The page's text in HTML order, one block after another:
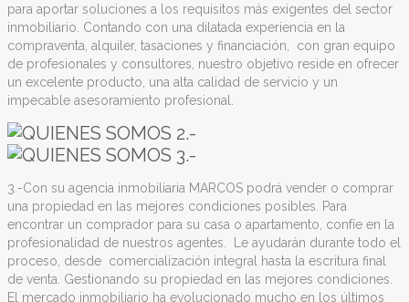
para aportar soluciones a los requisitos más exigentes del sector
inmobiliario. Contando con una dilatada experiencia en la
compraventa, alquiler, tasaciones y financiación,
con gran equipo
de profesionales y consultores, nuestro objetivo reside en ofrecer
un excelente producto, una alta calidad de servicio y un
impecable asesoramiento profesional.
3.-Con su agencia inmobiliaria MARCOS podrá vender o comprar
una propiedad en las mejores condiciones posibles. Para
encontrar un comprador para su casa o apartamento, confíe en la
profesionalidad de nuestros agentes. Le ayudarán durante todo el
proceso, desde comercialización integral hasta la escritura final
de venta. Gestionando su propiedad en las mejores condiciones.
El mercado inmobiliario ha evolucionado mucho en los últimos